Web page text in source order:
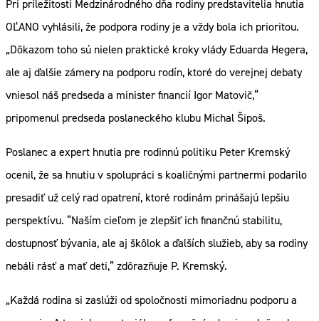
Pri príležitosti Medzinárodného dňa rodiny predstavitelia hnutia
OĽANO vyhlásili, že podpora rodiny je a vždy bola ich prioritou.
„Dôkazom toho sú nielen praktické kroky vlády Eduarda Hegera,
ale aj ďalšie zámery na podporu rodín, ktoré do verejnej debaty
vniesol náš predseda a minister financií Igor Matovič,“
pripomenul predseda poslaneckého klubu Michal Šipoš.
Poslanec a expert hnutia pre rodinnú politiku Peter Kremský
ocenil, že sa hnutiu v spolupráci s koaličnými partnermi podarilo
presadiť už celý rad opatrení, ktoré rodinám prinášajú lepšiu
perspektívu. “Naším cieľom je zlepšiť ich finančnú stabilitu,
dostupnosť bývania, ale aj škôlok a ďalších služieb, aby sa rodiny
nebáli rásť a mať deti,” zdôrazňuje P. Kremský.
„Každá rodina si zaslúži od spoločnosti mimoriadnu podporu a